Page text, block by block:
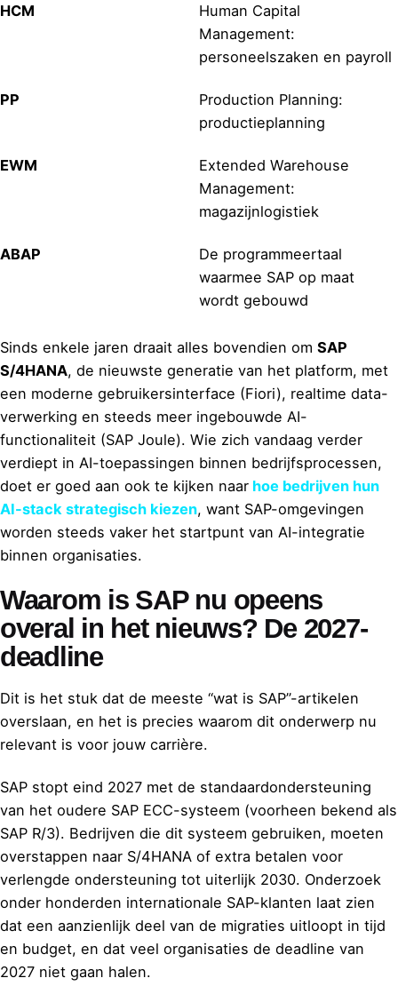
HCM
Human Capital
Management:
personeelszaken en payroll
PP
Production Planning:
productieplanning
EWM
Extended Warehouse
Management:
magazijnlogistiek
ABAP
De programmeertaal
waarmee SAP op maat
wordt gebouwd
Sinds enkele jaren draait alles bovendien om SAP
S/4HANA, de nieuwste generatie van het platform, met
een moderne gebruikersinterface (Fiori), realtime data-
verwerking en steeds meer ingebouwde AI-
functionaliteit (SAP Joule). Wie zich vandaag verder
verdiept in AI-toepassingen binnen bedrijfsprocessen,
doet er goed aan ook te kijken naar hoe bedrijven hun
AI-stack strategisch kiezen, want SAP-omgevingen
worden steeds vaker het startpunt van AI-integratie
binnen organisaties.
Waarom is SAP nu opeens
overal in het nieuws? De 2027-
deadline
Dit is het stuk dat de meeste “wat is SAP”-artikelen
overslaan, en het is precies waarom dit onderwerp nu
relevant is voor jouw carrière.
SAP stopt eind 2027 met de standaardondersteuning
van het oudere SAP ECC-systeem (voorheen bekend als
SAP R/3). Bedrijven die dit systeem gebruiken, moeten
overstappen naar S/4HANA of extra betalen voor
verlengde ondersteuning tot uiterlijk 2030. Onderzoek
onder honderden internationale SAP-klanten laat zien
dat een aanzienlijk deel van de migraties uitloopt in tijd
en budget, en dat veel organisaties de deadline van
2027 niet gaan halen.